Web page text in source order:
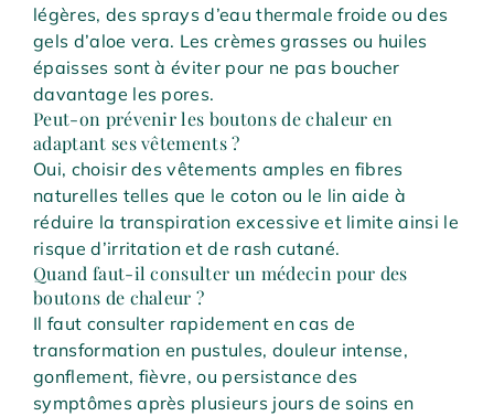
légères, des sprays d’eau thermale froide ou des
gels d’aloe vera. Les crèmes grasses ou huiles
épaisses sont à éviter pour ne pas boucher
davantage les pores.
Peut-on prévenir les boutons de chaleur en
adaptant ses vêtements ?
Oui, choisir des vêtements amples en fibres
naturelles telles que le coton ou le lin aide à
réduire la transpiration excessive et limite ainsi le
risque d’irritation et de rash cutané.
Quand faut-il consulter un médecin pour des
boutons de chaleur ?
Il faut consulter rapidement en cas de
transformation en pustules, douleur intense,
gonflement, fièvre, ou persistance des
symptômes après plusieurs jours de soins en